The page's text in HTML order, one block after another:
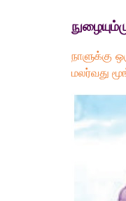
நாளுக்கு
மலர்வது